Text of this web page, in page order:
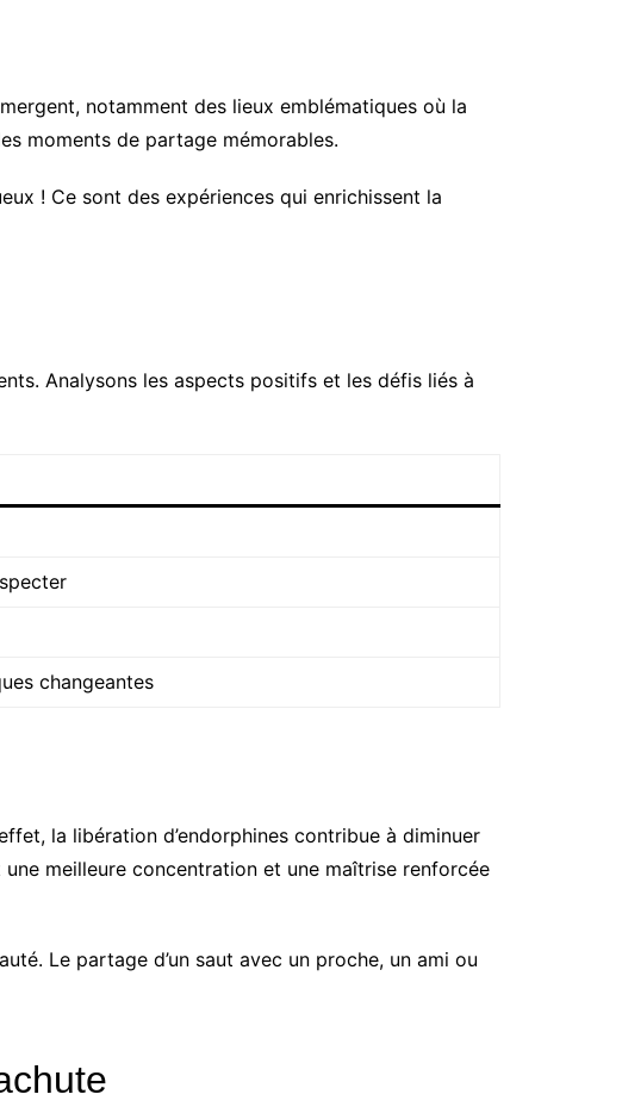
notamment des lieux emblématiques où la
moments de partage mémorables.
! Ce sont des expériences qui enrichissent la
Analysons les aspects positifs et les défis liés à
changeantes
la libération d’endorphines contribue à diminuer
meilleure concentration et une maîtrise renforcée
Le partage d’un saut avec un proche, un ami ou